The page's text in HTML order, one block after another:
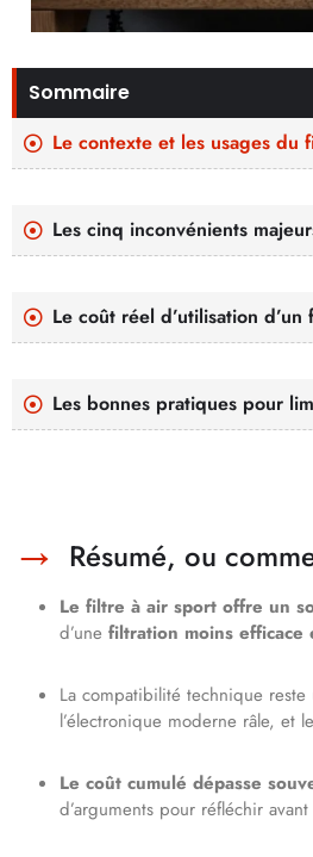
Sommaire
Le contexte et les usages du
Les cinq inconvénients
Le coût réel d’utilisation
Les bonnes pratiques pour
Résumé, ou
Le filtre à air sport offre un
d’une filtration moins
La compatibilité technique reste
l’électronique moderne râle, et
Le coût cumulé dépasse
d’arguments pour réfléchir